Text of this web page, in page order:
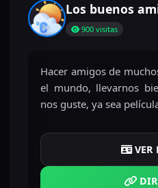
Los buenos
900 visitas
Hacer amigos de
el mundo, llevarnos
nos guste, ya sea
VER